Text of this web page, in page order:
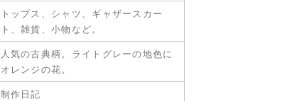
トップス、シャツ、ギャザースカー
ト、雑貨、小物など。
人気の古典柄。ライトグレーの地色に
オレンジの花。
制作日記